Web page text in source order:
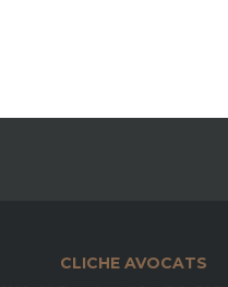
CLICHE AVOCATS